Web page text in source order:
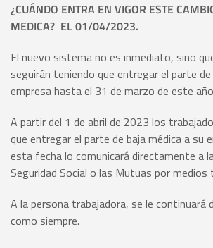
¿CUÁNDO ENTRA EN VIGOR ESTE
MEDICA? EL 01/04/2023.
El nuevo sistema no es inmediato, sino
seguirán teniendo que entregar el parte
empresa hasta el 31 de marzo de este
A partir del 1 de abril de 2023 los
que entregar el parte de baja médica a su
esta fecha lo comunicará directamente a
Seguridad Social o las Mutuas por
A la persona trabajadora, se le continuará
como siempre.